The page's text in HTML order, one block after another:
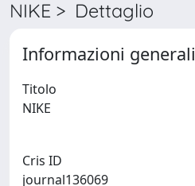
NIKE > Dettaglio
Informazioni generali
Titolo
Cris ID